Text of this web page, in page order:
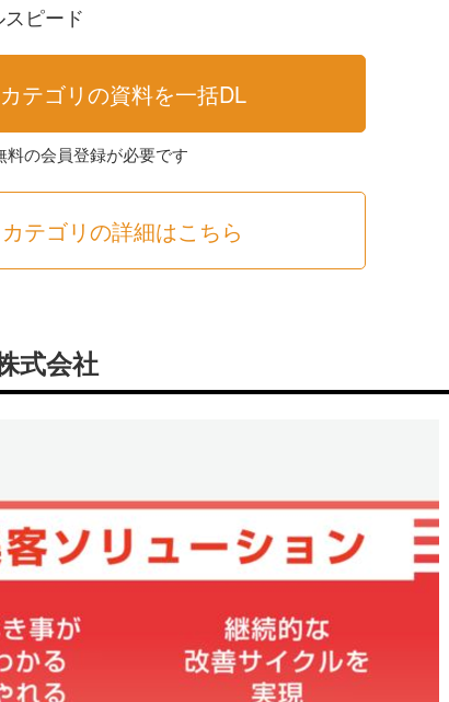
ピード
テゴリの資料を一括DL
料の会員登録が必要です
テゴリの詳細はこちら
式会社